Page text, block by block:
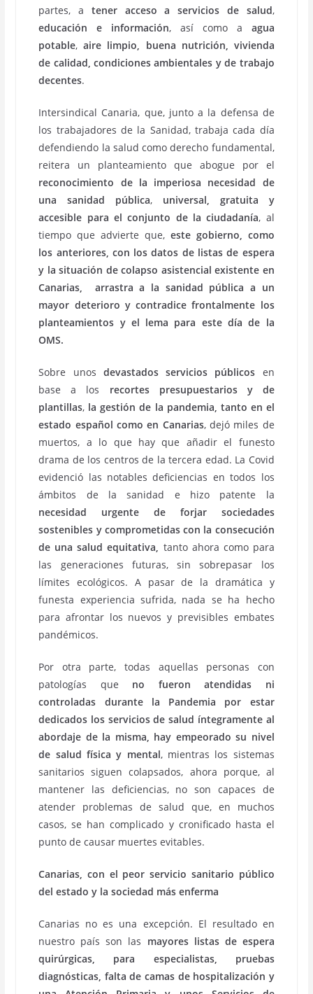
partes, a tener acceso a servicios de salud,
educación e información, así como a agua
potable,aire limpio, buena nutrición, vivienda
de calidad, condiciones ambientales y de trabajo
decentes.
Intersindical Canaria, que, junto a la defensa de
los trabajadores de la Sanidad, trabaja cada día
defendiendo la salud como derecho fundamental,
reitera un planteamiento que abogue por el
reconocimiento de la imperiosa necesidad de
una sanidad pública, universal, gratuita y
accesible para el conjunto de la ciudadanía, al
tiempo que advierte que, este gobierno, como
los anteriores, con los datos de listas de espera
y la situación de colapso asistencial existente en
Canarias, arrastra a la sanidad pública a un
mayor deterioro y contradice frontalmente los
planteamientos y el lema para este día de la
OMS.
Sobre unos devastados servicios públicos en
base a los recortes presupuestarios y de
plantillas, la gestión de la pandemia, tanto en el
estado español como en Canarias, dejó miles de
muertos, a lo que hay que añadir el funesto
drama de los centros de la tercera edad. La Covid
evidenció las notables deficiencias en todos los
ámbitos de la sanidad e hizo patente la
necesidad urgente de forjar sociedades
sostenibles y comprometidas con la consecución
de una salud equitativa, tanto ahora como para
las generaciones futuras, sin sobrepasar los
límites ecológicos. A pasar de la dramática y
funesta experiencia sufrida, nada se ha hecho
para afrontar los nuevos y previsibles embates
pandémicos.
Por otra parte, todas aquellas personas con
patologías que no fueron atendidas ni
controladas durante la Pandemia por estar
dedicados los servicios de salud íntegramente al
abordaje de la misma, hay empeorado su nivel
de salud física y mental, mientras los sistemas
sanitarios siguen colapsados, ahora porque, al
mantener las deficiencias, no son capaces de
atender problemas de salud que, en muchos
casos, se han complicado y cronificado hasta el
punto de causar muertes evitables.
Canarias, con el peor servicio sanitario público
del estado y la sociedad más enferma
Canarias no es una excepción. El resultado en
nuestro país son las mayores listas de espera
quirúrgicas,
para especialistas, pruebas
diagnósticas, falta de camas de hospitalización y